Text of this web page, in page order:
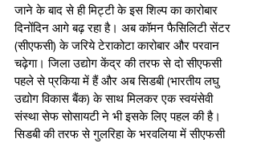
जाने के बाद से ही मिट्टी के इस शिल्प का कारोबार
दिनोंदिन आगे बढ़ रहा है। अब कॉमन फैसिलिटी सेंटर
(सीएफसी) के जरिये टेराकोटा कारोबार और परवान
चढ़ेगा। जिला उद्योग केंद्र की तरफ से दो सीएफसी
पहले से प्रकिया में हैं और अब सिडबी (भारतीय लघु
उद्योग विकास बैंक) के साथ मिलकर एक स्वयंसेवी
संस्था सेफ सोसायटी ने भी इसके लिए पहल की है।
सिडबी की तरफ से गुलरिहा के भरवलिया में सीएफसी